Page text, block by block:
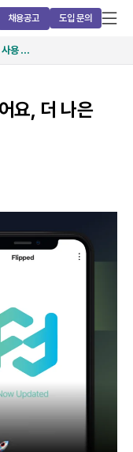
채용공고 도입 문의
사용 …
요, 더 나은